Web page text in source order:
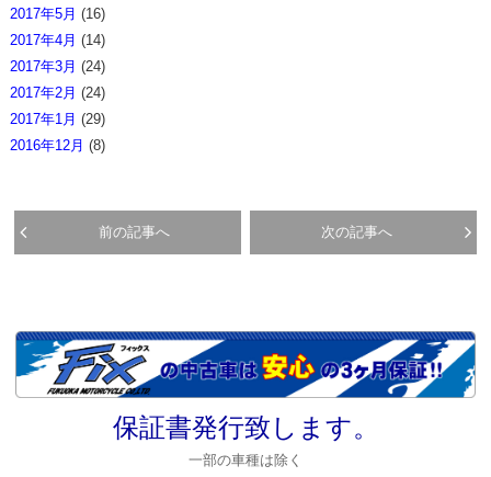
2017年5月 (16)
2017年4月 (14)
2017年3月 (24)
2017年2月 (24)
2017年1月 (29)
2016年12月 (8)
前の記事へ 次の記事へ
保証書発行致します。
一部の車種は除く